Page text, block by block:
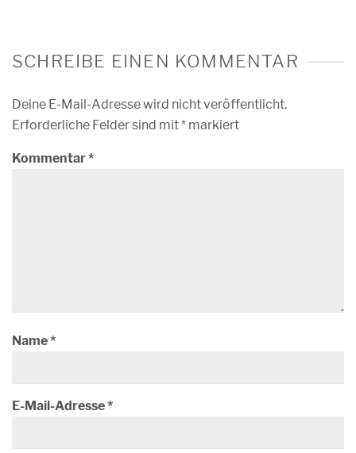
SCHREIBE EINEN KOMMENTAR
Deine E-Mail-Adresse wird nicht veröffentlicht.
Erforderliche Felder sind mit* markiert
Kommentar*
Name*
E-Mail-Adresse*